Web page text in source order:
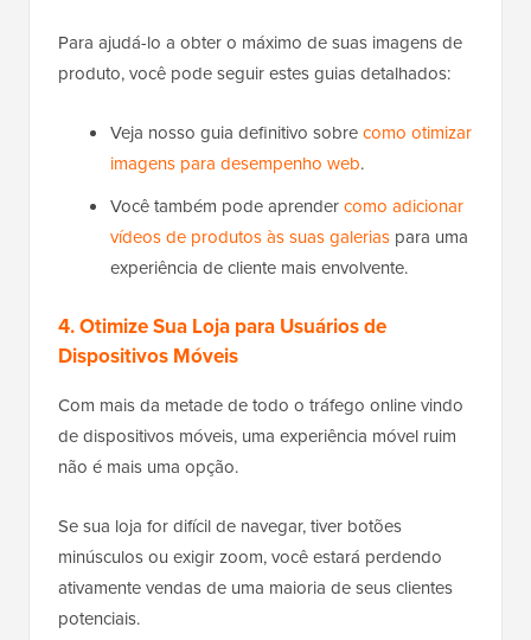
Para ajudá-lo a obter o máximo de suas imagens de
produto, você pode seguir estes guias detalhados:
Veja nosso guia definitivo sobrecomo otimizar
imagens para desempenho web.
Você também pode aprendercomo adicionar
vídeos de produtos às suas galerias para uma
experiência de cliente mais envolvente.
4. Otimize Sua Loja para Usuários de
Dispositivos Móveis
Com mais da metade de todo o tráfego online vindo
de dispositivos móveis, uma experiência móvel ruim
não é mais uma opção.
Se sua loja for difícil de navegar, tiver botões
minúsculos ou exigir zoom, você estará perdendo
ativamente vendas de uma maioria de seus clientes
potenciais.